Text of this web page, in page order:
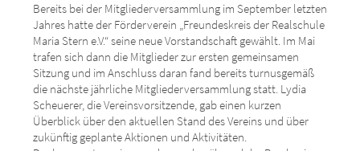
Bereits bei der Mitgliederversammlung im September letzten
Jahres hatte der Förderverein „Freundeskreis der Realschule
Maria Stern e.V.“ seine neue Vorstandschaft gewählt. Im Mai
trafen sich dann die Mitglieder zur ersten gemeinsamen
Sitzung und im Anschluss daran fand bereits turnusgemäß
die nächste jährliche Mitgliederversammlung statt. Lydia
Scheuerer, die Vereinsvorsitzende, gab einen kurzen
Überblick über den aktuellen Stand des Vereins und über
zukünftig geplante Aktionen und Aktivitäten.